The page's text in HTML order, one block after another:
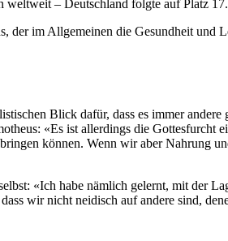
weltweit – Deutschland folgte auf Platz 17.
im Allgemeinen die Gesundheit und
Blick dafür, dass es immer andere
«Es ist allerdings die Gottesfurcht
können. Wenn wir aber Nahrung
«Ich habe nämlich gelernt, mit der
wir nicht neidisch auf andere sind,